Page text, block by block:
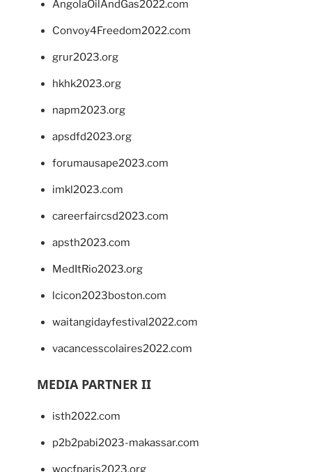
AngolaOilAndGas2022.com
Convoy4Freedom2022.com
grur2023.org
hkhk2023.org
napm2023.org
apsdfd2023.org
forumausape2023.com
imkl2023.com
careerfaircsd2023.com
apsth2023.com
MedItRio2023.org
lcicon2023boston.com
waitangidayfestival2022.com
vacancesscolaires2022.com
MEDIA PARTNER II
isth2022.com
p2b2pabi2023-makassar.com
wocfparis2023.org